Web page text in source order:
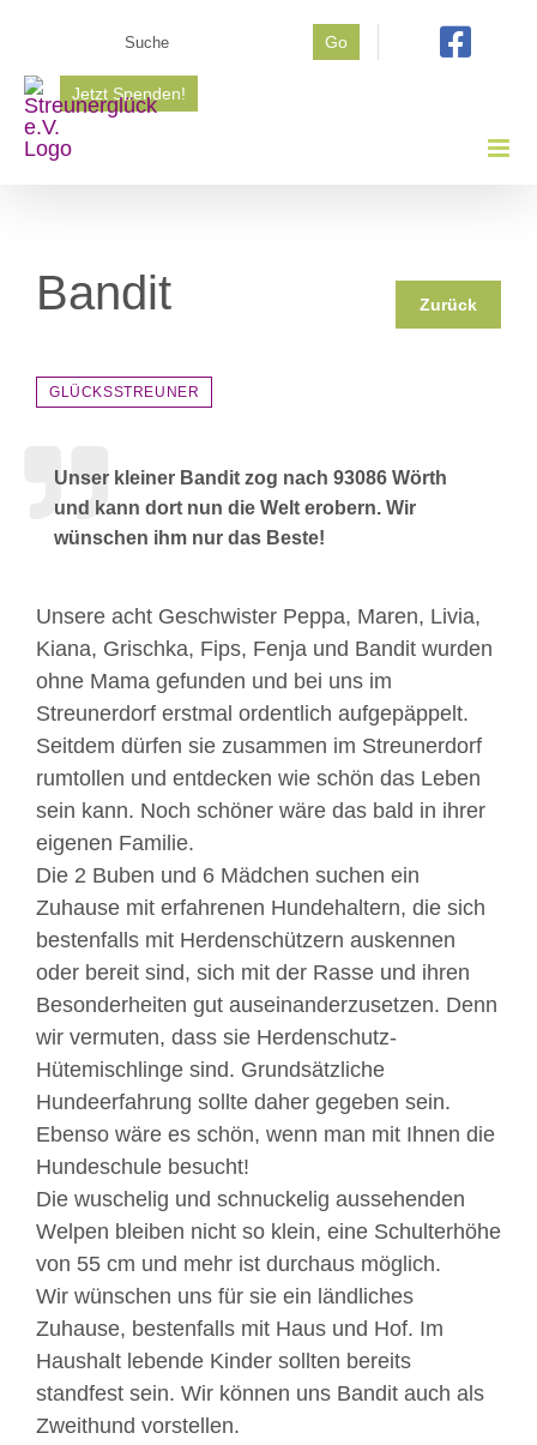
springen
Go
Jetzt Spenden!
Bandit Zurück
GLÜCKSSTREUNER
Unser kleiner Bandit zog nach 93086 Wörth
und kann dort nun die Welt erobern. Wir
wünschen ihm nur das Beste!
Unsere acht Geschwister Peppa, Maren, Livia,
Kiana, Grischka, Fips, Fenja und Bandit wurden
ohne Mama gefunden und bei uns im
Streunerdorf erstmal ordentlich aufgepäppelt.
Seitdem dürfen sie zusammen im Streunerdorf
rumtollen und entdecken wie schön das Leben
sein kann. Noch schöner wäre das bald in ihrer
eigenen Familie.
Die 2 Buben und 6 Mädchen suchen ein
Zuhause mit erfahrenen Hundehaltern, die sich
bestenfalls mit Herdenschützern auskennen
oder bereit sind, sich mit der Rasse und ihren
Besonderheiten gut auseinanderzusetzen. Denn
wir vermuten, dass sie Herdenschutz-
Hütemischlinge sind. Grundsätzliche
Hundeerfahrung sollte daher gegeben sein.
Ebenso wäre es schön, wenn man mit Ihnen die
Hundeschule besucht!
Die wuschelig und schnuckelig aussehenden
Welpen bleiben nicht so klein, eine Schulterhöhe
von 55 cm und mehr ist durchaus möglich.
Wir wünschen uns für sie ein ländliches
Zuhause, bestenfalls mit Haus und Hof. Im
Haushalt lebende Kinder sollten bereits
standfest sein. Wir können uns Bandit auch als
Zweithund vorstellen.